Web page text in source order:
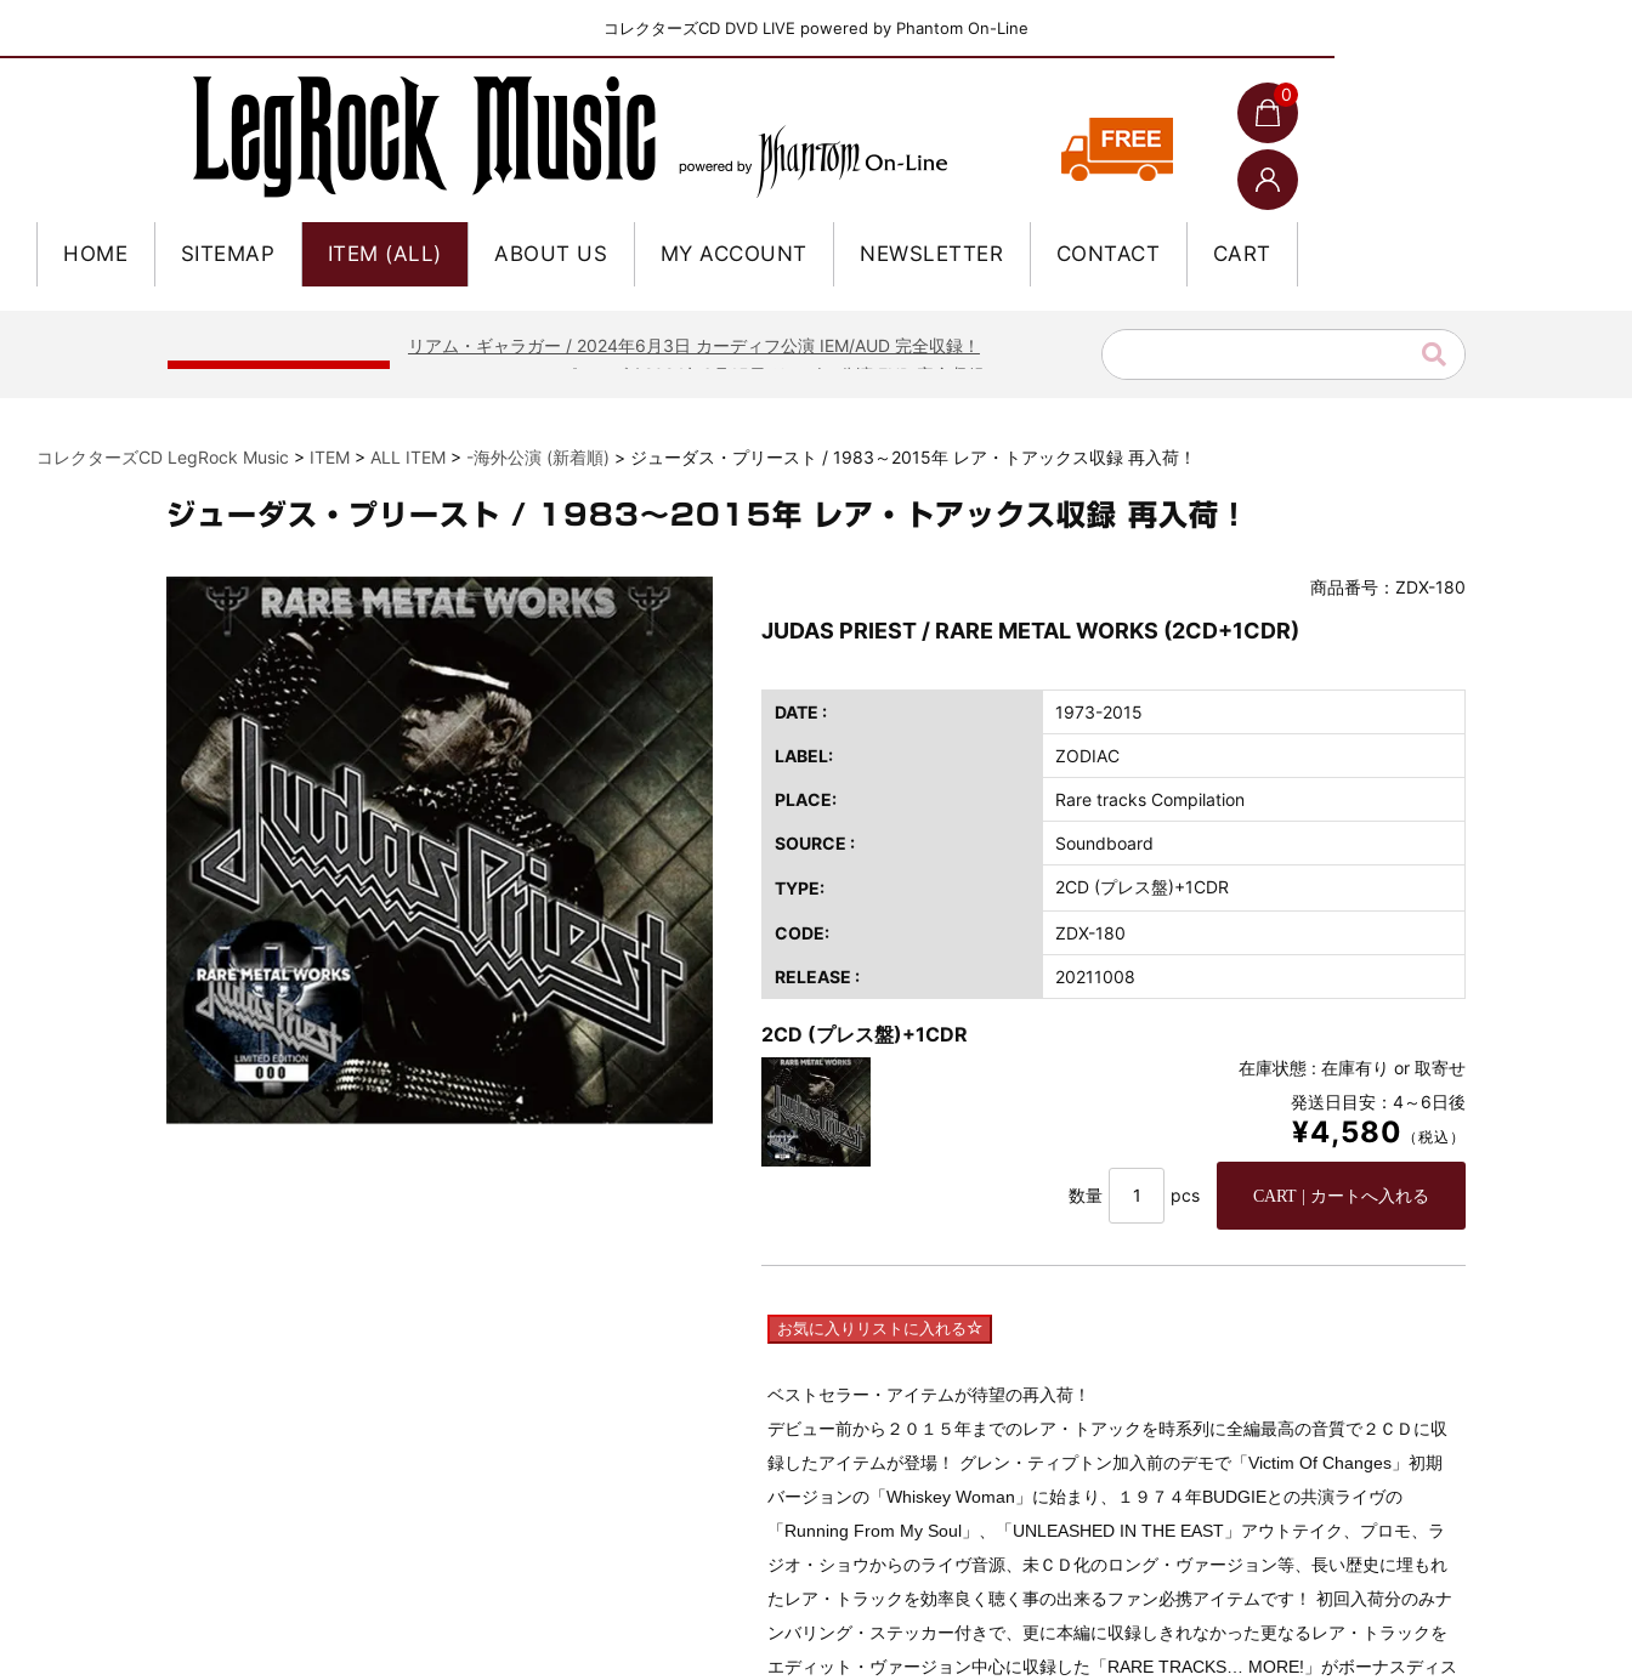
コレクターズCD DVD LIVE powered by Phantom On-Line
0
HOME SITEMAP ITEM (ALL) ABOUT US MY ACCOUNT NEWSLETTER CONTACT CART
*NEW RELEASE (最新約3ヶ月) 2024.6.9 ジャーニー / 1979年5月8+9日 コロラド州 2公演 SBD 完全収録！
*NEW RELEASE (最新約3ヶ月) 2024.11.9 NGHFB / 2024年7月28日 フジロック’24公演 超高音質AI-SBD！
*NEW RELEASE (最新約3ヶ月) 2024.8.24 ウォーニング / 2024年4月22日 英リーズ公演 超高音質IEM+Aud！
*NEW RELEASE (最新約3ヶ月) 2024.6.24 ビリー・ジョエル / 2024年3月24日 100Aniv. 米M.S.G公演 完全収録！
リアム・ギャラガー / 2024年6月3日 カーディフ公演 IEM/AUD 完全収録！
スコーピオンズ / 2024年6月15日 リスボン公演 FHD 完全収録！
メガデス / 2023年8月4日 ドイツ W.O.A. 公演 FHD 完全収録！
*NEW RELEASE (最新約3ヶ月) 2024.6.9 ユーライア・ヒープ / 2023年8月3日 ドイツ W.O.A. 公演 FHD 完全収録！
2024.11.9
*NEW RELEASE (最新約3ヶ月) 2024.8.24 ウォーニング / 2024年4月22日 英リーズ公演 超高音質IEM+Aud！
*NEW RELEASE (最新約3ヶ月) 2024.6.24 ビリー・ジョエル / 2024年3月24日 100Aniv. 米M.S.G公演 完全収録！
*NEW RELEASE (最新約3ヶ月)
2024.6.24
リアム・ギャラガー / 2024年6月3日 カーディフ公演 IEM/AUD 完全収録！
*NEW RELEASE (最新約3ヶ月) 2024.6.24 スコーピオンズ / 2024年6月15日 リスボン公演 FHD 完全収録！
*NEW RELEASE (最新約3ヶ月) 2024.6.20 マネスキン / 2024年6月9日 ドイツ ROCK AM RING 公演 FHD 完全収録！
*NEW RELEASE (最新約3ヶ月) 2024.6.9 リアム・ギャラガー / 2024年6月1日 英国シェフィールド公演 完全収録！
*NEW RELEASE (最新約3ヶ月) 2024.6.9 メガデス / 2023年8月4日 ドイツ W.O.A. 公演 FHD 完全収録！
*NEW RELEASE (最新約3ヶ月) 2024.6.9 ユーライア・ヒープ / 2023年8月3日 ドイツ W.O.A. 公演 FHD 完全収録！
*NEW RELEASE (最新約3ヶ月) 2024.6.9 ジャーニー / 1979年5月8+9日 コロラド州 2公演 SBD 完全収録！
コレクターズCD LegRock Music > ITEM > ALL ITEM > -海外公演 (新着順) > ジューダス・プリースト / 1983～2015年 レア・トアックス収録 再入荷！
ジューダス・プリースト / 1983～2015年 レア・トアックス収録 再入荷！
商品番号：ZDX-180
JUDAS PRIEST / RARE METAL WORKS (2CD+1CDR)
DATE : 1973-2015
LABEL: ZODIAC
PLACE: Rare tracks Compilation
SOURCE : Soundboard
TYPE: 2CD (プレス盤)+1CDR
CODE: ZDX-180
RELEASE : 20211008
2CD (プレス盤)+1CDR
在庫状態 : 在庫有り or 取寄せ
発送日目安：4～6日後
¥4,580 （税込）
数量 pcs
お気に入りリストに入れる
ベストセラー・アイテムが待望の再入荷！
デビュー前から２０１５年までのレア・トアックを時系列に全編最高の音質で２ＣＤに収
録したアイテムが登場！ グレン・ティプトン加入前のデモで「Victim Of Changes」初期
バージョンの「Whiskey Woman」に始まり、１９７４年BUDGIEとの共演ライヴの
「Running From My Soul」、「UNLEASHED IN THE EAST」アウトテイク、プロモ、ラ
ジオ・ショウからのライヴ音源、未ＣＤ化のロング・ヴァージョン等、長い歴史に埋もれ
たレア・トラックを効率良く聴く事の出来るファン必携アイテムです！ 初回入荷分のみナ
ンバリング・ステッカー付きで、更に本編に収録しきれなかった更なるレア・トラックを
エディット・ヴァージョン中心に収録した「RARE TRACKS… MORE!」がボーナスディス